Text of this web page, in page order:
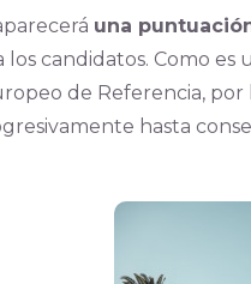
una
candidatos. Como
de Referencia,
hasta